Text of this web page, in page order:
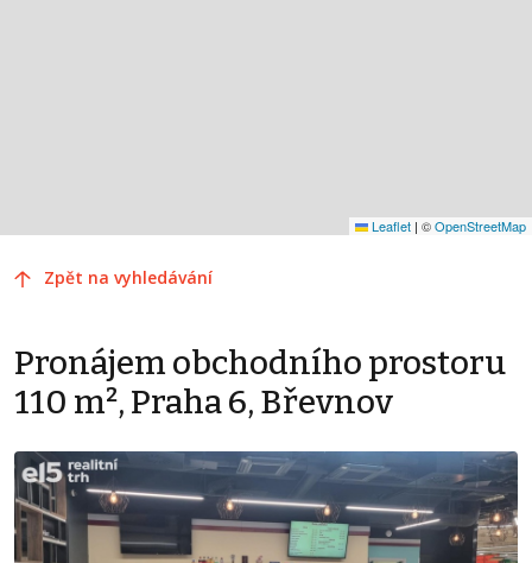
Leaflet | ©OpenStreetMap
Zpět na vyhledávání
Pronájem obchodního prostoru
110 m², Praha 6, Břevnov